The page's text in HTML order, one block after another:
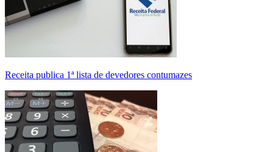
Receita publica 1ª lista de devedores contumazes